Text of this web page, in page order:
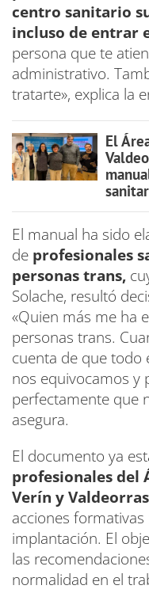
centro sanitario
incluso de entrar
persona que te
administrativo.
tratarte», explica la
El
El manual ha sido
de profesionales
personas trans,
Solache, resultó
«Quien más me ha
personas trans.
cuenta de que todo
nos equivocamos y
perfectamente que
asegura.
El documento ya
profesionales del
Verín y Valdeorras
acciones
implantación. El
las
normalidad en el